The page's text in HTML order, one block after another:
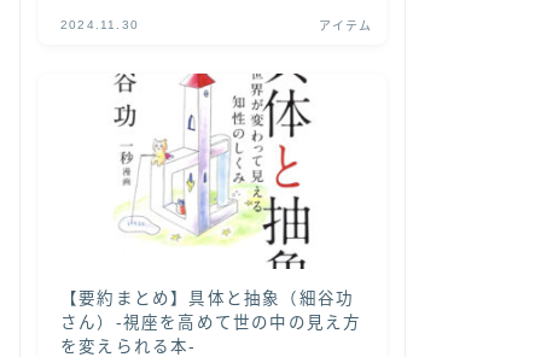
2024.11.30 アイテム
【要約まとめ】具体と抽象（細谷功
さん）-視座を高めて世の中の見え方
を変えられる本-